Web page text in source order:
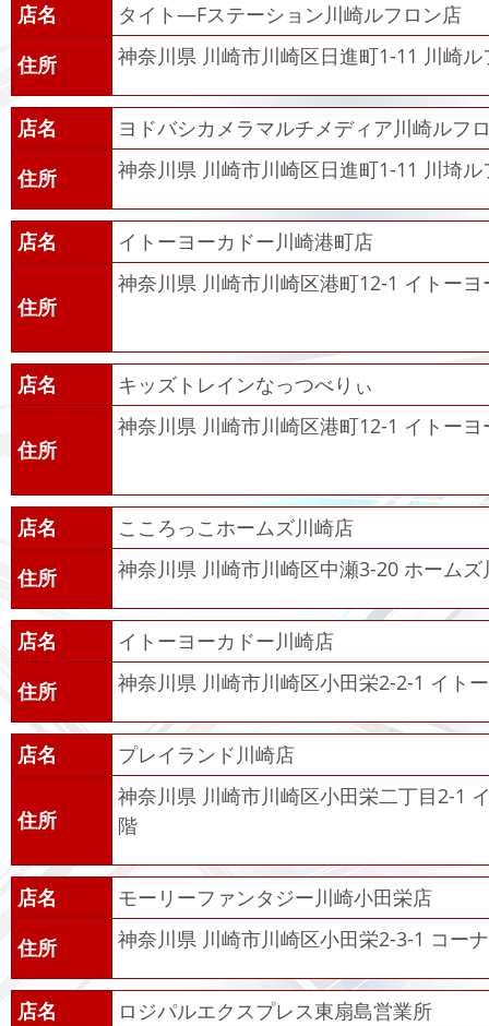
店名
タイト―Fステーション川崎ルフロン店
住所
神奈川県 川崎市川崎区日進町1-11 川崎ル
店名
ヨドバシカメラマルチメディア川崎ルフ
住所
神奈川県 川崎市川崎区日進町1-11 川埼ル
店名 イトーヨーカドー川崎港町店
住所
神奈川県 川崎市川崎区港町12-1 イトー
店名 キッズトレインなっつべりぃ
住所
神奈川県 川崎市川崎区港町12-1 イトー
店名
こころっこホームズ川崎店
住所
神奈川県 川崎市川崎区中瀬3-20 ホームズ
店名
イトーヨーカドー川崎店
住所
神奈川県 川崎市川崎区小田栄2-2-1 イト
店名 プレイランド川崎店
住所
神奈川県 川崎市川崎区小田栄二丁目2-1
階
店名
モーリーファンタジー川崎小田栄店
住所
神奈川県 川崎市川崎区小田栄2-3-1 コー
店名
ロジパルエクスプレス東扇島営業所